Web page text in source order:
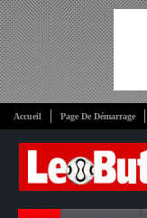
Accueil Page De Démarrage